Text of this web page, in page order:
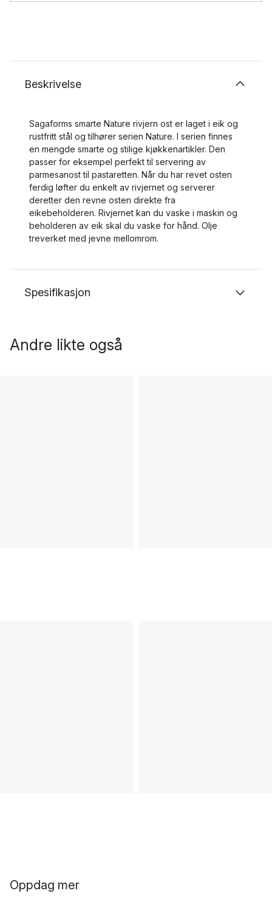
Beskrivelse
Sagaforms smarte Nature rivjern ost er laget i eik og
rustfritt stål og tilhører serien Nature. I serien finnes
en mengde smarte og stilige kjøkkenartikler. Den
passer for eksempel perfekt til servering av
parmesanost til pastaretten. Når du har revet osten
ferdig løfter du enkelt av rivjernet og serverer
deretter den revne osten direkte fra
eikebeholderen. Rivjernet kan du vaske i maskin og
beholderen av eik skal du vaske for hånd. Olje
treverket med jevne mellomrom.
Spesifikasjon
Andre likte også
Oppdag mer